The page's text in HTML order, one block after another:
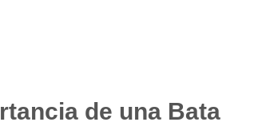
de una Bata